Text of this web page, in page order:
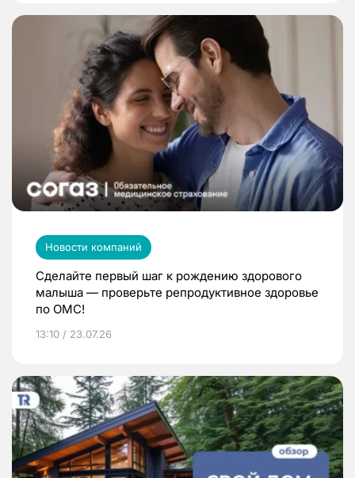
Новости компаний
Сделайте первый шаг к рождению здорового
малыша — проверьте репродуктивное здоровье
по ОМС!
13:10 / 23.07.26